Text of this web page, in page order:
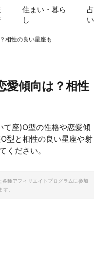
住まい・暮ら
し
占
い
相性の良い星座も
愛傾向は？相性
て座)O型の性格や恋愛傾
型と相性の良い星座や射
ください。
種アフィリエイトプログラムに参加
。